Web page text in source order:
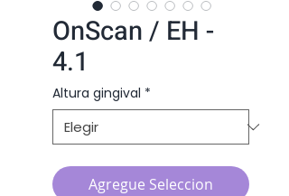
OnScan / EH -
4.1
Altura gingival *
Agregue Seleccion